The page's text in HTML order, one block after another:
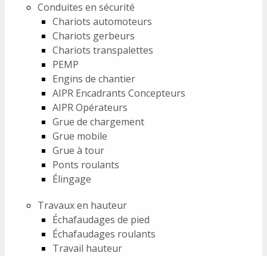
Conduites en sécurité
Chariots automoteurs
Chariots gerbeurs
Chariots transpalettes
PEMP
Engins de chantier
AIPR Encadrants Concepteurs
AIPR Opérateurs
Grue de chargement
Grue mobile
Grue à tour
Ponts roulants
Élingage
Travaux en hauteur
Échafaudages de pied
Échafaudages roulants
Travail hauteur